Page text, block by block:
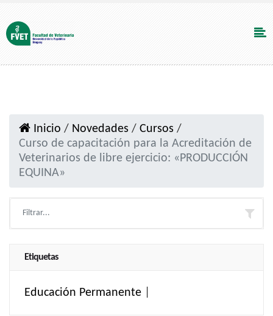
Inicio / Novedades / Cursos /
Curso de capacitación para la Acreditación de
Veterinarios de libre ejercicio: «PRODUCCIÓN
EQUINA»
Etiquetas
Educación Permanente